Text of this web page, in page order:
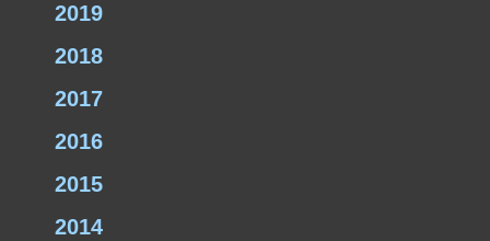
2019
2018
2017
2016
2015
2014